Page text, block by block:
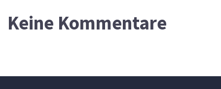
Keine Kommentare